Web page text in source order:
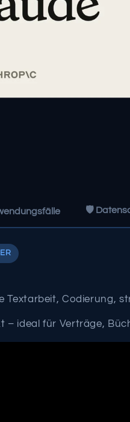
🛡️
Textarbeit, Codierung,
– ideal für Verträge,